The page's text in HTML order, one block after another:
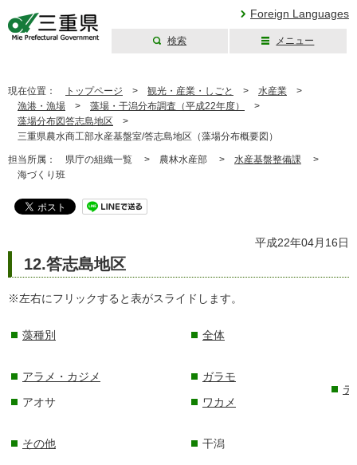
Foreign Languages
検索 メニュー
現在位置： トップページ > 観光・産業・しごと > 水産業 >
漁港・漁場 > 藻場・干潟分布調査（平成22年度）
>
藻場分布図答志島地区 >
三重県農水商工部水産基盤室/答志島地区（藻場分布概要図）
担当所属： 県庁の組織一覧 > 農林水産部 > 水産基盤整備課 >
海づくり班
平成22年04月16日
12.答志島地区
※左右にフリックすると表がスライドします。
藻種別 全体
アラメ・カジメ
アオサ
ガラモ
ワカメ
テ
その他 干潟